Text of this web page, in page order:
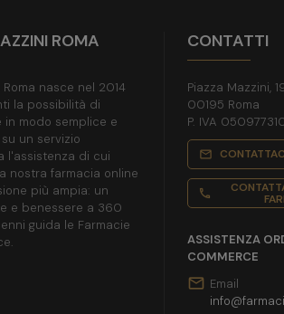
ROMA
nasce nel 2014
la possibilità di
modo semplice e
un servizio
l'assistenza di cui
nostra farmacia online
più ampia: un
e benessere a 360
guida le Farmacie
CONTATTI
Piazza Mazzini,
00195 Roma
P. IVA
mail_outline
phone
ASSISTENZA
COMMERCE
mail Email